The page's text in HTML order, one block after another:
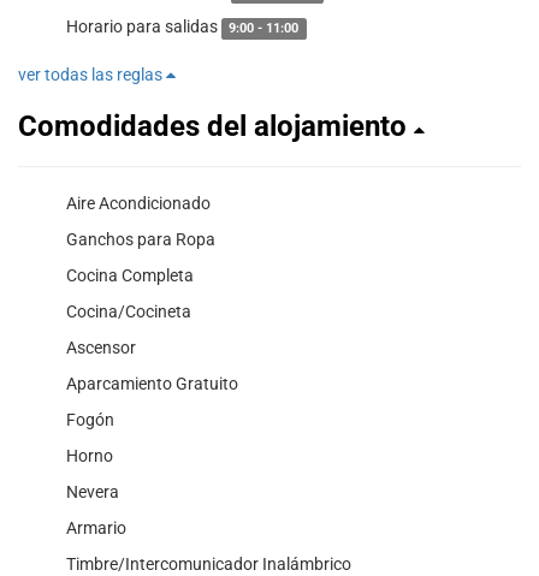
Horario para salidas 9:00 - 11:00
ver todas las reglas
Comodidades del alojamiento
Aire Acondicionado
Ganchos para Ropa
Cocina Completa
Cocina/Cocineta
Ascensor
Aparcamiento Gratuito
Fogón
Horno
Nevera
Armario
Timbre/Intercomunicador Inalámbrico